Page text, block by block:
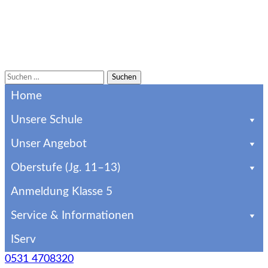
Gymnasium Martino-Katharineum
Über 600 Jahre alt und imitten der Altstadt
Braunschweigs sind wir das älteste Gymnasium der
Stadt. Infos zur Anmeldung & zum Schulalltag
Suchen
nach:
Home
Unsere Schule
Unser Angebot
Oberstufe (Jg. 11–13)
Anmeldung Klasse 5
Service & Informationen
IServ
0531 4708320